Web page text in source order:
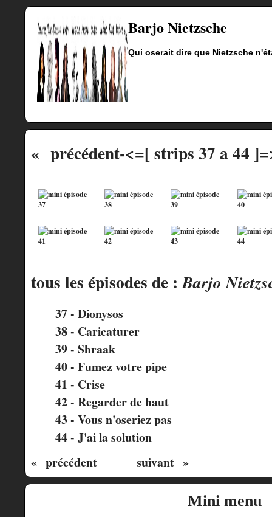
Barjo Nietzsche
Qui oserait dire que Nietzsche
« précédent-<=[ strips 37 a 44
tous les épisodes de :Barjo
37 - Dionysos
38 - Caricaturer
39 - Shraak
40 - Fumez votre pipe
41 - Crise
42 - Regarder de haut
43 - Vous n'oseriez pas
44 - J'ai la solution
« précédent
suivant »
Mini menu